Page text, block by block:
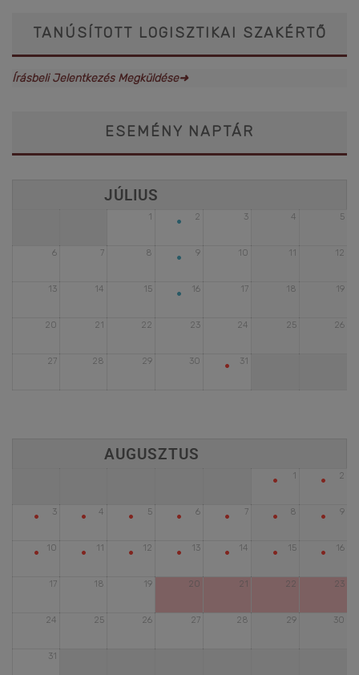
TANÚSÍTOTT LOGISZTIKAI SZAKÉRTŐ
Írásbeli Jelentkezés Megküldése➜
ESEMÉNY NAPTÁR
1 2
• 3 4 5
6 7 8 9
• 10 11 12
13 14 15 16
• 17 18 19
20 21 22 23 24 25 26
27 28 29 30 31
•
1
• 2
•
3
• 4
• 5
• 6
• 7
• 8
• 9
•
10
• 11
• 12
• 13
• 14
• 15
• 16
•
17 18 19 20 21 22 23
24 25 26 27 28 29 30
31